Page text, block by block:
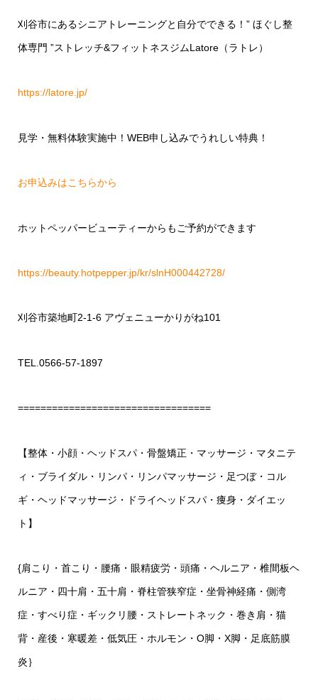
刈谷市にあるシニアトレーニングと自分でできる！” ほぐし整
体専門 ”ストレッチ&フィットネスジムLatore（ラトレ）
https://latore.jp/
見学・無料体験実施中！WEB申し込みでうれしい特典！
お申込みはこちらから
ホットペッパービューティーからもご予約ができます
https://beauty.hotpepper.jp/kr/slnH000442728/
刈谷市築地町2-1-6 アヴェニューかりがね101
TEL.0566-57-1897
==================================
【整体・小顔・ヘッドスパ・骨盤矯正・マッサージ・マタニテ
ィ・ブライダル・リンパ・リンパマッサージ・足つぼ・コル
ギ・ヘッドマッサージ・ドライヘッドスパ・痩身・ダイエッ
ト】
{肩こり・首こり・腰痛・眼精疲労・頭痛・ヘルニア・椎間板ヘ
ルニア・四十肩・五十肩・脊柱管狭窄症・坐骨神経痛・側湾
症・すべり症・ギックリ腰・ストレートネック・巻き肩・猫
背・産後・寒暖差・低気圧・ホルモン・O脚・X脚・足底筋膜
炎｝